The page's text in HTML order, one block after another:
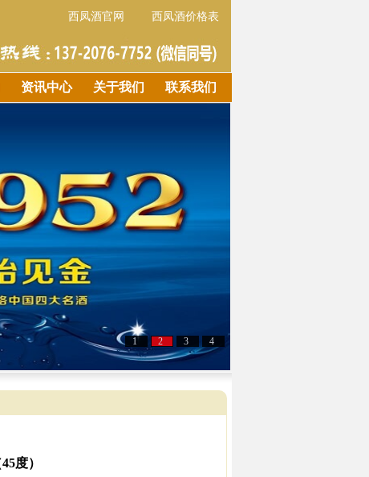
西凤酒官网 西凤酒价格表
资讯中心 关于我们 联系我们
1 2 3 4
度）